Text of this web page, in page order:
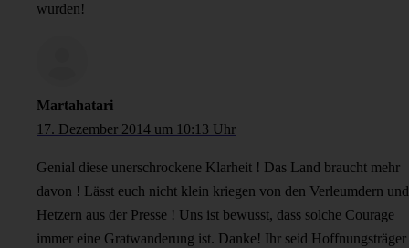
wurden!
Martahatari
17. Dezember 2014 um 10:13 Uhr
Genial diese unerschrockene Klarheit ! Das Land braucht mehr
davon ! Lässt euch nicht klein kriegen von den Verleumdern und
Hetzern aus der Presse ! Uns ist bewusst, dass solche Courage
immer eine Gratwanderung ist. Danke! Ihr seid Hoffnungsträger